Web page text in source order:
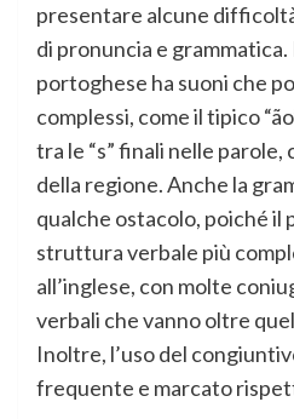
presentare alcune
di pronuncia e
portoghese ha suoni che
complessi, come il tipico
tra le “s” finali nelle parole,
della regione. Anche la
qualche ostacolo, poiché il
struttura verbale più
all’inglese, con molte
verbali che vanno oltre
Inoltre, l’uso del
frequente e marcato